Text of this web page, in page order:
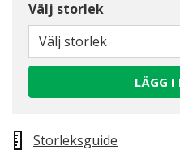
Välj storlek
Välj storlek
LÄGG I
Storleksguide